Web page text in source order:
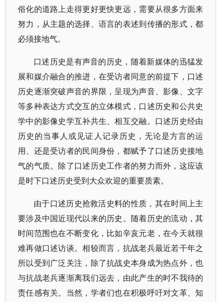
俗化的道路上走得更好更快更远，需要从很多方面来
努力，从主题的选择、语言的表述到传播的形式，都
必须接地气。
口述历史是有声音的历史，随着新媒体的迅猛发
展和媒介融合的推进，在受访者同意的前提下，口述
历史逐渐突破声音的界限，呈现为声音、影像、文字
等多种表达方式交互的立体模式，口述历史和公共史
学中的影像史学互补共生、相互交融。口述历史经由
历史的当事人或见证人记录历史，无论是方言的运
用、还是受访者的民间身份，都赋予了口述历史接地
气的气质。除了口述历史工作者的努力而外，这应该
是时下口述历史受到大众欢迎的重要质素。
由于口述历史抢救活史料的性质，其在时间上主
要涉及中国近现代以来的历史。随着历史的流动，其
时间范围也在不断变化，比如辛亥元老，在今天就很
难再做口述访谈。相较而言，抗战老兵最近若干年之
所以受到广泛关注，除了抗战史本身成为热点外，也
与抗战老兵逐渐离我们远去，由此产生的时不我待的
责任感有关。当然，学者们也在积极呼吁对文革、知